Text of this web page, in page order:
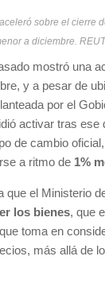
sobre el cierre
a diciembre.
mostró una
y a pesar de
por el
activar tras ese
de cambio
a ritmo de 1%
que el Ministerio
los bienes, que
que toma en
más allá de